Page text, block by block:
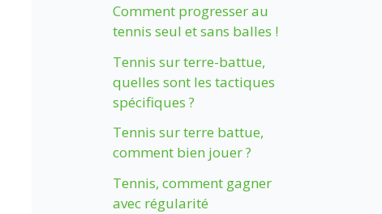
Comment progresser au
tennis seul et sans balles !
Tennis sur terre-battue,
quelles sont les tactiques
spécifiques ?
Tennis sur terre battue,
comment bien jouer ?
Tennis, comment gagner
avec régularité